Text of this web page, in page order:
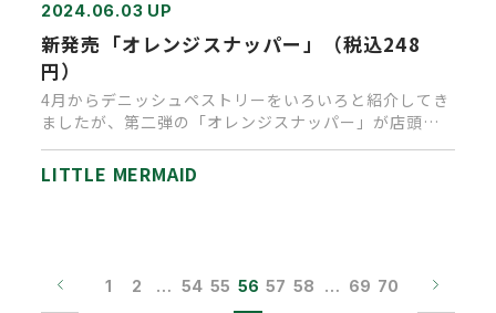
2024.06.03 UP
新発売「オレンジスナッパー」（税込248
円）
4月からデニッシュペストリーをいろいろと紹介してき
ましたが、第二弾の「オレンジスナッパー」が店頭に
並びました。 お手本に…
LITTLE MERMAID
1 2 … 54 55 56 57 58 … 69 70